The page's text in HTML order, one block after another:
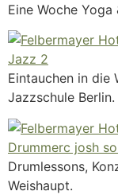
Eine Woche
Eintauchen in die
Jazzschule Berlin.
Drumlessons,
Weishaupt.